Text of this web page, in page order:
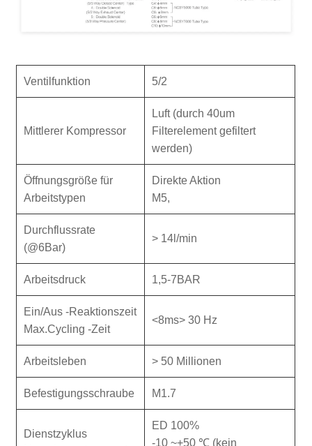
Ventilfunktion 5/2
Mittlerer Kompressor
Luft (durch 40um
Filterelement gefiltert
werden)
Öffnungsgröße für
Arbeitstypen
Direkte Aktion
M5,
Durchflussrate
(@6Bar)
> 14l/min
Arbeitsdruck 1,5-7BAR
Ein/Aus -Reaktionszeit
Max.Cycling -Zeit
<8ms> 30 Hz
Arbeitsleben > 50 Millionen
Befestigungsschraube M1.7
Dienstzyklus
ED 100%
-10 ~+50 ℃ (kein